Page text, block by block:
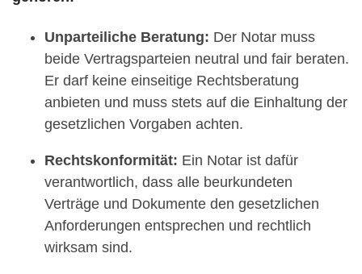
Unparteiliche Beratung: Der Notar muss
beide Vertragsparteien neutral und fair beraten.
Er darf keine einseitige Rechtsberatung
anbieten und muss stets auf die Einhaltung der
gesetzlichen Vorgaben achten.
Rechtskonformität: Ein Notar ist dafür
verantwortlich, dass alle beurkundeten
Verträge und Dokumente den gesetzlichen
Anforderungen entsprechen und rechtlich
wirksam sind.